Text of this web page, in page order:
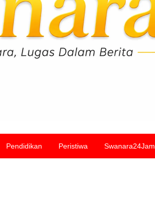
Pendidikan Peristiwa Swanara24Jam